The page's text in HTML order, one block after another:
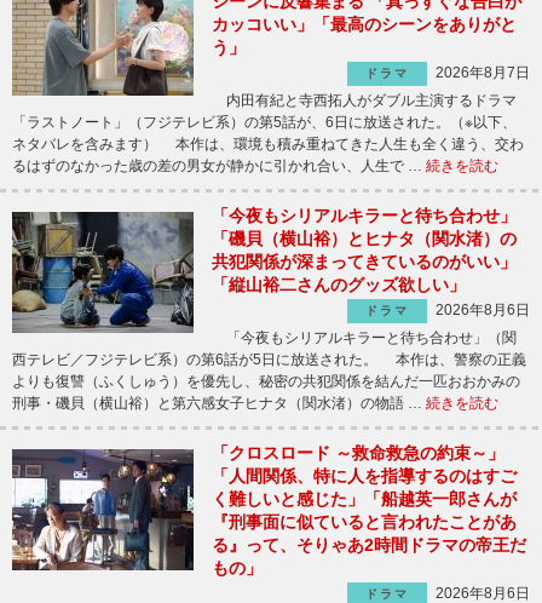
カッコいい」「最高のシーンをありがと
う」
ドラマ
2026年8月7日
内田有紀と寺西拓人がダブル主演するドラマ
「ラストノート」（フジテレビ系）の第5話が、6日に放送された。（※以下、
ネタバレを含みます） 本作は、環境も積み重ねてきた人生も全く違う、交わ
るはずのなかった歳の差の男女が静かに引かれ合い、人生で … 続きを読む
「今夜もシリアルキラーと待ち合わせ」
「磯貝（横山裕）とヒナタ（関水渚）の
共犯関係が深まってきているのがいい」
「縦山裕二さんのグッズ欲しい」
ドラマ
2026年8月6日
「今夜もシリアルキラーと待ち合わせ」（関
西テレビ／フジテレビ系）の第6話が5日に放送された。 本作は、警察の正義
よりも復讐（ふくしゅう）を優先し、秘密の共犯関係を結んだ一匹おおかみの
刑事・磯貝（横山裕）と第六感女子ヒナタ（関水渚）の物語 … 続きを読む
「クロスロード ～救命救急の約束～」
「人間関係、特に人を指導するのはすご
く難しいと感じた」「船越英一郎さんが
『刑事面に似ていると言われたことがあ
る』って、そりゃあ2時間ドラマの帝王だ
もの」
ドラマ
2026年8月6日